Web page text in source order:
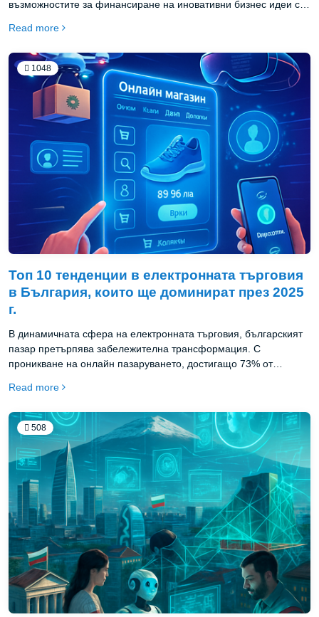
възможностите за финансиране на иновативни бизнес идеи се
амбициозни предприемачи. Нека разгледаме най-актуалните и
стартъп.
Read more
1048
Топ 10 тенденции в електронната търговия
в България, които ще доминират през 2025
г.
В динамичната сфера на електронната търговия, българският
пазар претърпява забележителна трансформация. С
проникване на онлайн пазаруването, достигащо 73% от
електронната търговия в България се превръща в движеща
тенденции, които формират бъдещето на онлайн пазаруването
в страната.
Read more
508